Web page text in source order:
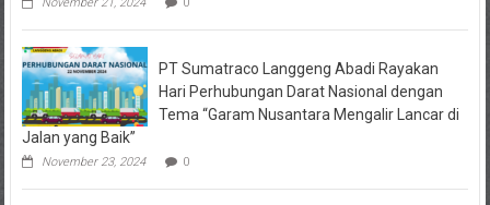
November 21, 2024 0
PT Sumatraco Langgeng Abadi Rayakan
Hari Perhubungan Darat Nasional dengan
Tema “Garam Nusantara Mengalir Lancar di
Jalan yang Baik”
November 23, 2024 0